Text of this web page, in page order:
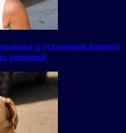
и установки влияют
решений